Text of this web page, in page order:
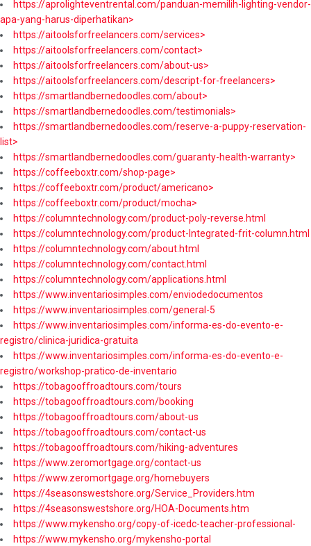
https://aprolighteventrental.com/panduan-memilih-lighting-vendor-
apa-yang-harus-diperhatikan>
https://aitoolsforfreelancers.com/services>
https://aitoolsforfreelancers.com/contact>
https://aitoolsforfreelancers.com/about-us>
https://aitoolsforfreelancers.com/descript-for-freelancers>
https://smartlandbernedoodles.com/about>
https://smartlandbernedoodles.com/testimonials>
https://smartlandbernedoodles.com/reserve-a-puppy-reservation-
list>
https://smartlandbernedoodles.com/guaranty-health-warranty>
https://coffeeboxtr.com/shop-page>
https://coffeeboxtr.com/product/americano>
https://coffeeboxtr.com/product/mocha>
https://columntechnology.com/product-poly-reverse.html
https://columntechnology.com/product-Integrated-frit-column.html
https://columntechnology.com/about.html
https://columntechnology.com/contact.html
https://columntechnology.com/applications.html
https://www.inventariosimples.com/enviodedocumentos
https://www.inventariosimples.com/general-5
https://www.inventariosimples.com/informa-es-do-evento-e-
registro/clinica-juridica-gratuita
https://www.inventariosimples.com/informa-es-do-evento-e-
registro/workshop-pratico-de-inventario
https://tobagooffroadtours.com/tours
https://tobagooffroadtours.com/booking
https://tobagooffroadtours.com/about-us
https://tobagooffroadtours.com/contact-us
https://tobagooffroadtours.com/hiking-adventures
https://www.zeromortgage.org/contact-us
https://www.zeromortgage.org/homebuyers
https://4seasonswestshore.org/Service_Providers.htm
https://4seasonswestshore.org/HOA-Documents.htm
https://www.mykensho.org/copy-of-icedc-teacher-professional-
https://www.mykensho.org/mykensho-portal